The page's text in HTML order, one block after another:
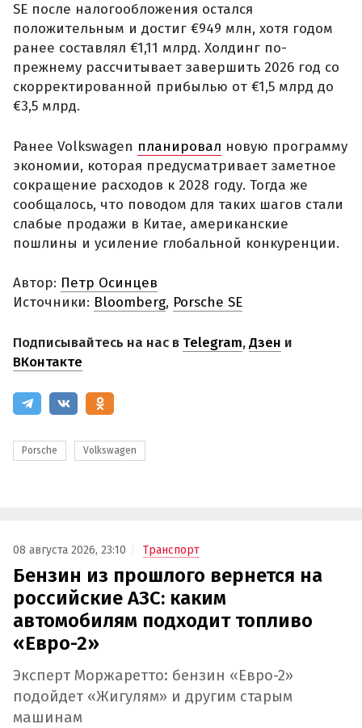
SE после налогообложения остался
положительным и достиг €949 млн, хотя годом
ранее составлял €1,11 млрд. Холдинг по-
прежнему рассчитывает завершить 2026 год со
скорректированной прибылью от €1,5 млрд до
€3,5 млрд.
Ранее Volkswagen планировал новую программу
экономии, которая предусматривает заметное
сокращение расходов к 2028 году. Тогда же
сообщалось, что поводом для таких шагов стали
слабые продажи в Китае, американские
пошлины и усиление глобальной конкуренции.
Автор: Петр Осинцев
Источники: Bloomberg, Porsche SE
Подписывайтесь на нас в Telegram,Дзен и
ВКонтакте
Porsche Volkswagen
08 августа 2026, 23:10 Транспорт
Бензин из прошлого вернется на
российские АЗС: каким
автомобилям подходит топливо
«Евро-2»
Эксперт Моржаретто: бензин «Евро-2»
подойдет «Жигулям» и другим старым
машинам